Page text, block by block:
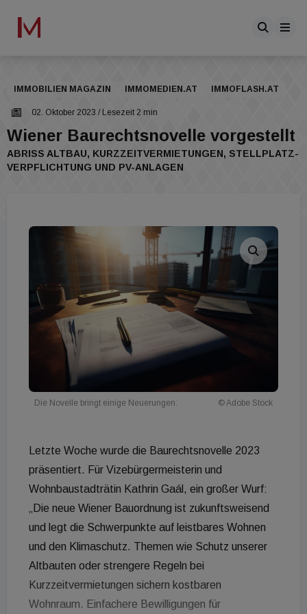
IMMOBILIEN MAGAZIN IMMOMEDIEN.AT IMMOFLASH.AT
02. Oktober 2023 / Lesezeit 2 min
Wiener Baurechtsnovelle vorgestellt
ABRISS ALTBAU, KURZZEITVERMIETUNGEN, STELLPLATZ-
VERPFLICHTUNG UND PV-ANLAGEN
Die Novelle bringt einige Neuerungen. © Adobe Stock
Letzte Woche wurde die Baurechtsnovelle 2023
präsentiert. Für Vizebürgermeisterin und
Wohnbaustadträtin Kathrin Gaál, ein großer Wurf:
„Die neue Wiener Bauordnung ist zukunftsweisend
und legt die Schwerpunkte auf leistbares Wohnen
und den Klimaschutz. Themen wie Schutz unserer
Altbauten oder strengere Regeln bei
Kurzzeitvermietungen sichern kostbaren
Wohnraum. Einfachere Bewilligungen für